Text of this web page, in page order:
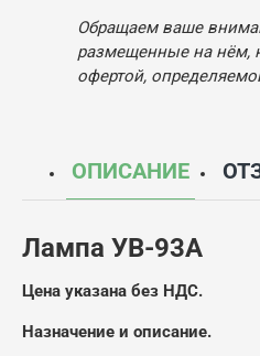
Обращаем ваше
размещенные на нём,
офертой,
ОПИСАНИЕ
Лампа УВ-93А
Цена указана без НДС.
Назначение и описание.